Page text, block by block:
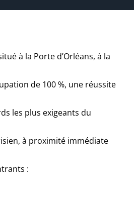
à la Porte d’Orléans, à la
de 100 %, une réussite
les plus exigeants du
à proximité immédiate
: